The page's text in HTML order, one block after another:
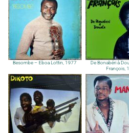
Besombe – Eboa Lottin, 1977
De Bonabéri à
François,